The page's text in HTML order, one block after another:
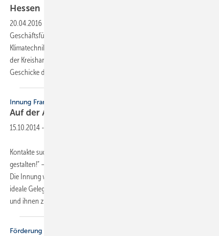
Hessen
20.04.2016
Geschäftsführung des Fachverbandes Sanitär-, Heizungs-, und
Klimatechnik Hessen. Der Volljurist ist seit 2011 Hauptgeschäftsführer
der Kreishandwerkerschaft Gießen und wird zukünftig auch die
Geschicke des Fachverbands
Innung Frankfurt
Auf der Ausbildungsmesse
15.10.2014 -
Kontakte suchen und nutzen – das eigene Leben erfolgreich
gestalten!“ – so lautet das Motto der Frankfurter Ausbildungsmesse.
Die Innung war mit einem eigenen Stand vertreten. „Die Messe ist eine
ideale Gelegenheit, mit jungen Menschen ins Gespräch zu kommen
und ihnen zu vermitteln,
Förderung